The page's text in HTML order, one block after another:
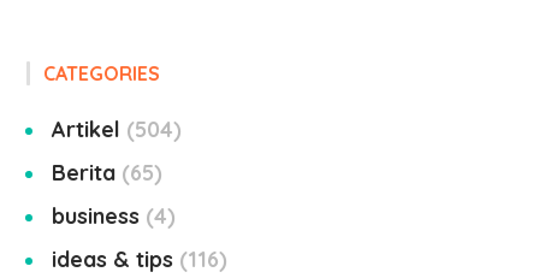
CATEGORIES
Artikel
504
Berita 65
business 4
ideas & tips
116